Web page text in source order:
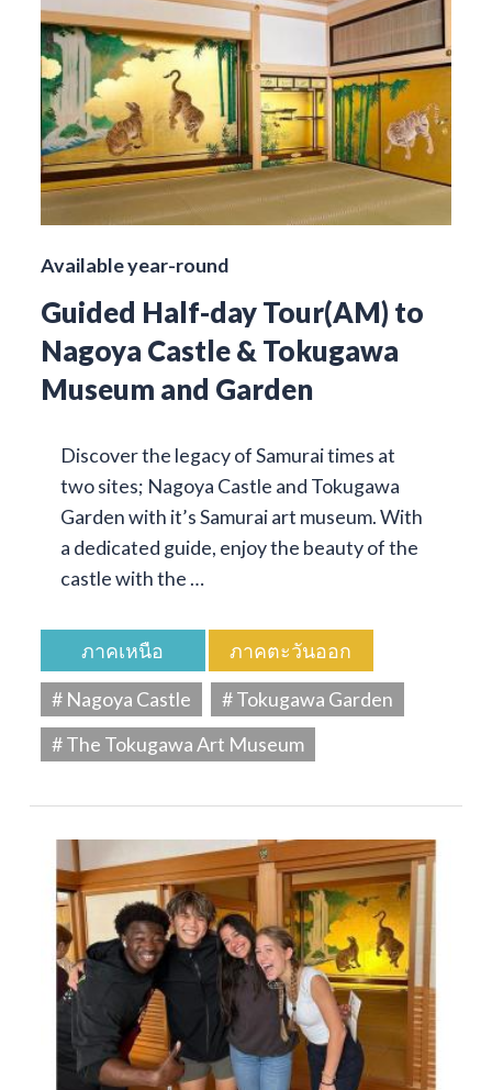
Available year-round
Guided Half-day Tour(AM) to
Nagoya Castle & Tokugawa
Museum and Garden
Discover the legacy of Samurai times at
two sites; Nagoya Castle and Tokugawa
Garden with it’s Samurai art museum. With
a dedicated guide, enjoy the beauty of the
castle with the …
ภาคเหนือ
ภาคตะวันออก
# Nagoya Castle
# Tokugawa Garden
# The Tokugawa Art Museum